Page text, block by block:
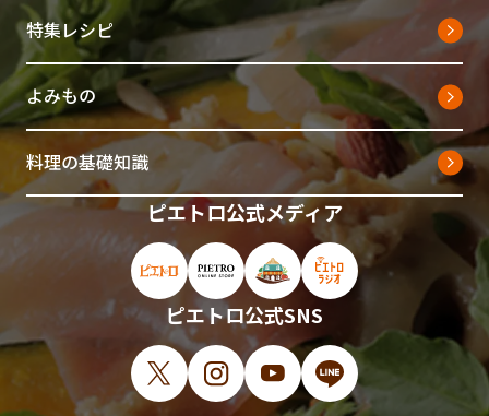
特集レシピ
よみもの
料理の基礎知識
ピエトロ公式メディア
ピエトロ公式サイト（新しいウィンドウで
ピエトロオンラインストア（新しい
ピエトロホームタウン（新
ピエトロラジオ（新
ピエトロ公式SNS
X（新しいウィンドウで開きます）
Instagram（新しいウィンドウで開
YouTube（新しいウィンド
LINE（新しいウィン